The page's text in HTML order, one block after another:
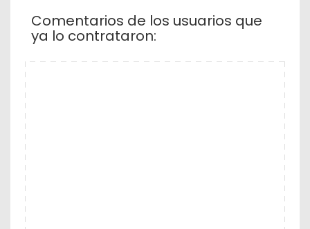
Comentarios de los usuarios que
ya lo contrataron: